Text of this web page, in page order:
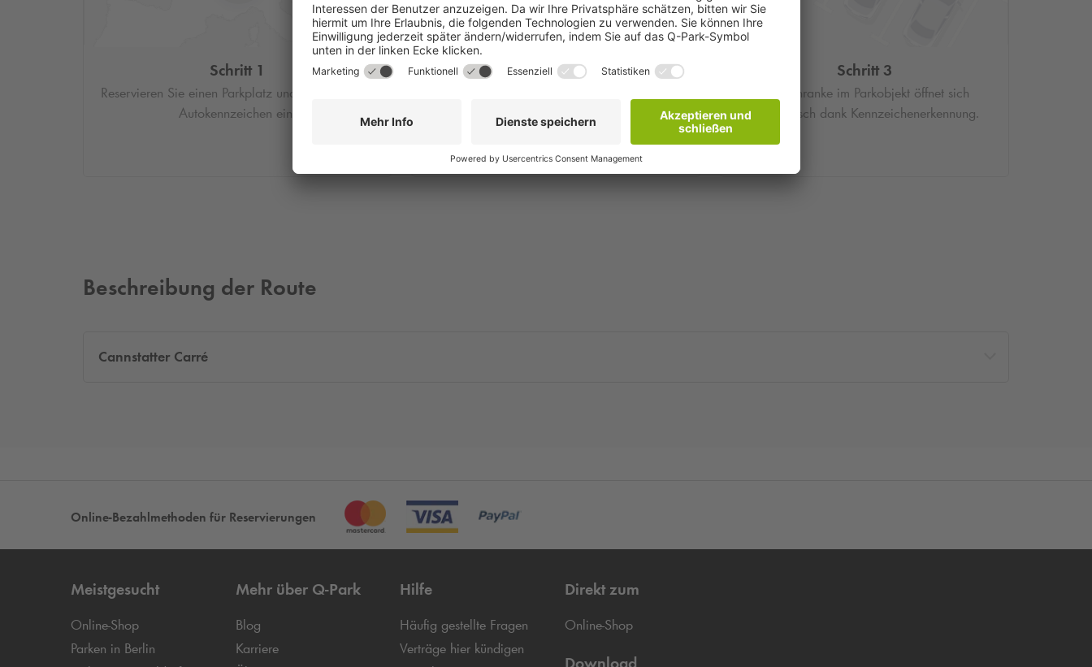
Schritt 1
Reservieren Sie einen Parkplatz und geben Sie Ihr
Autokennzeichen ein.
Schritt 2
Bestätigungs-E-Mail.
Schritt 3
Die Schranke im Parkobjekt öffnet sich
automatisch dank Kennzeichenerkennung.
Beschreibung der Route
Cannstatter Carré
Online-Bezahlmethoden für Reservierungen
Meistgesucht
Online-Shop
Parken in Berlin
Mehr über Q-Park
Blog
Karriere
Hilfe
Häufig gestellte Fragen
Verträge hier kündigen
Direkt zum
Online-Shop
Download